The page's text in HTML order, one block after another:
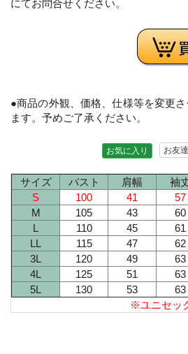
にてお問合せください。
●商品の外観、価格、仕様等を変更
ます。予めご了承ください。
お友
お気に入り
サイズ バスト 肩幅 袖
S
100 41 57
M
105 43 60
L
110 45 61
LL
115 47 62
3L
120 49 63
4L
125 51 63
5L
130 53 63
※ユニセッ